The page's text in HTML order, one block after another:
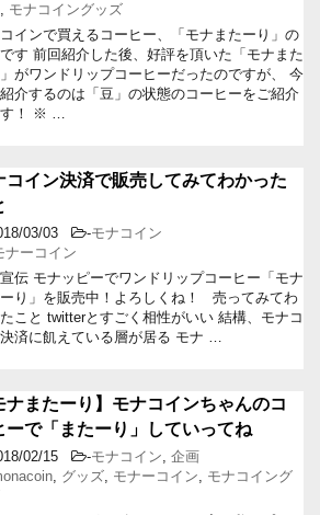
, モナコイングッズ
インで買えるコーヒー、「モナまたーり」の
す 前回紹介した後、好評を頂いた「モナまた
がワンドリップコーヒーだったのですが、 今
介するのは「豆」の状態のコーヒーをご紹介
す！ ※ …
コイン決済で販売してみてわかった
03/03 -モナコイン
ナーコイン
伝 モナッピーでワンドリップコーヒー「モナ
り」を販売中！よろしくね！ 売ってみてわ
こと twitterとすごく相性がいい 結構、モナコ
済に飢えている層が居る モナ …
ナまたーり】モナコインちゃんのコ
ーで「またーり」していってね
02/15 -モナコイン, 企画
, グッズ, モナーコイン, モナコイング